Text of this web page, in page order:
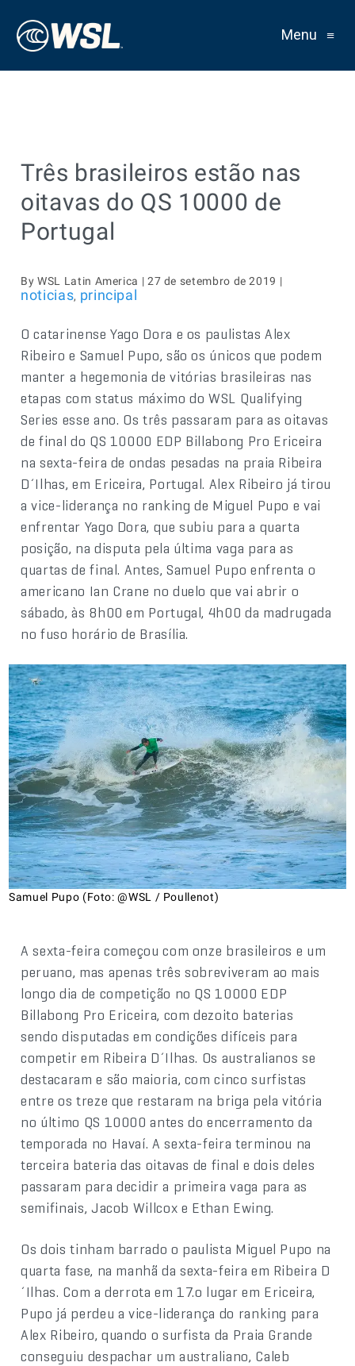
Menu ≡
Três brasileiros estão nas
oitavas do QS 10000 de
Portugal
By WSL Latin America | 27 de setembro de 2019 |
noticias, principal
O catarinense Yago Dora e os paulistas Alex
Ribeiro e Samuel Pupo, são os únicos que podem
manter a hegemonia de vitórias brasileiras nas
etapas com status máximo do WSL Qualifying
Series esse ano. Os três passaram para as oitavas
de final do QS 10000 EDP Billabong Pro Ericeira
na sexta-feira de ondas pesadas na praia Ribeira
D´Ilhas, em Ericeira, Portugal. Alex Ribeiro já tirou
a vice-liderança no ranking de Miguel Pupo e vai
enfrentar Yago Dora, que subiu para a quarta
posição, na disputa pela última vaga para as
quartas de final. Antes, Samuel Pupo enfrenta o
americano Ian Crane no duelo que vai abrir o
sábado, às 8h00 em Portugal, 4h00 da madrugada
no fuso horário de Brasília.
Samuel Pupo (Foto: @WSL / Poullenot)
A sexta-feira começou com onze brasileiros e um
peruano, mas apenas três sobreviveram ao mais
longo dia de competição no QS 10000 EDP
Billabong Pro Ericeira, com dezoito baterias
sendo disputadas em condições difíceis para
competir em Ribeira D´Ilhas. Os australianos se
destacaram e são maioria, com cinco surfistas
entre os treze que restaram na briga pela vitória
no último QS 10000 antes do encerramento da
temporada no Havaí. A sexta-feira terminou na
terceira bateria das oitavas de final e dois deles
passaram para decidir a primeira vaga para as
semifinais, Jacob Willcox e Ethan Ewing.
Os dois tinham barrado o paulista Miguel Pupo na
quarta fase, na manhã da sexta-feira em Ribeira D
´Ilhas. Com a derrota em 17.o lugar em Ericeira,
Pupo já perdeu a vice-liderança do ranking para
Alex Ribeiro, quando o surfista da Praia Grande
conseguiu despachar um australiano, Caleb